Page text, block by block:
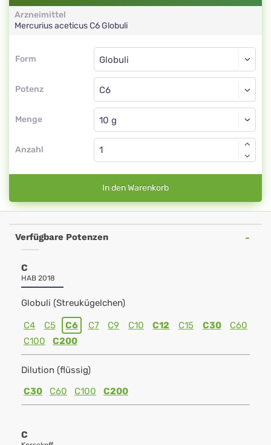
Arzneimittel
Mercurius aceticusC6Globuli
Form
Form
Potenz
Globuli
C6
Menge
Globuli
Anzahl
In den Warenkorb
Verfügbare Potenzen
C
HAB 2018
Globuli (Streukügelchen)
C4 C5 C6 C7 C9 C10 C12 C15 C30
C60
C100
C200
Dilution (flüssig)
C30
C60 C100 C200
C